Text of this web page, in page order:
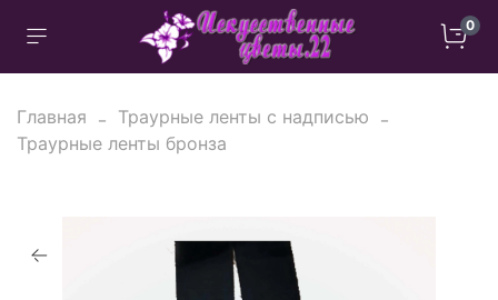
0
Главная
Траурные ленты с надписью
Траурные ленты бронза